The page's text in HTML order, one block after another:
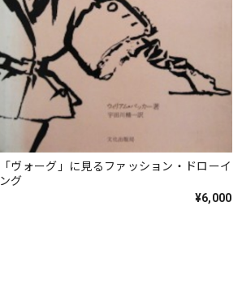
「ヴォーグ」に見るファッション・ドローイ
ング
¥6,000